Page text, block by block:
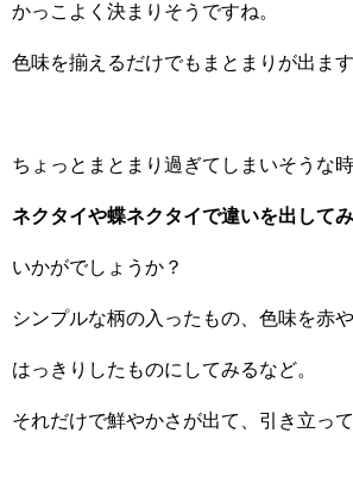
かっこよく決まりそうですね。
色味を揃えるだけでもまとまりが出ます
ちょっとまとまり過ぎてしまいそうな
ネクタイや蝶ネクタイで違いを出して
いかがでしょうか？
シンプルな柄の入ったもの、色味を赤
はっきりしたものにしてみるなど。
それだけで鮮やかさが出て、引き立って